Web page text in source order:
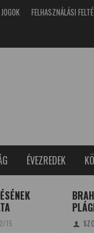
FELHASZNÁLÁSI
ÉVEZREDEK
15